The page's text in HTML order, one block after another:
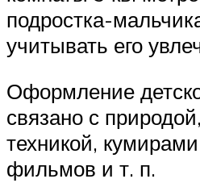
подростка-
учитывать его
Оформление
связано с
техникой,
фильмов и т. п.